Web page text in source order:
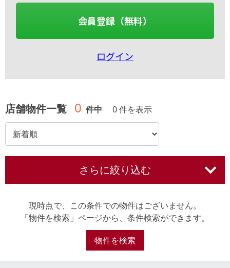
会員登録（無料）
ログイン
店舗物件一覧 0 件中 0 件を表示
さらに絞り込む
現時点で、この条件での物件はございません。
「物件を検索」ページから、条件検索ができます。
物件を検索